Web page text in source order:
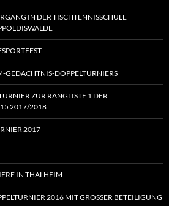
IN DER TISCHTENNISSCHULE
GEDÄCHTNIS-DOPPELTURNIERS
ZUR RANGLISTE 1 DER
2017/2018
2017
IN THALHEIM
2016 MIT GROSSER BETEILIGUNG